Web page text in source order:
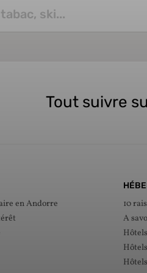
Tout suivre
en Andorre
10
A